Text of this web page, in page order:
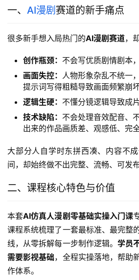
一、 AI漫剧 赛道的新手痛点
很多新手想入局热门的AI漫剧赛道，
创作瓶颈： 不会写优质剧情剧本
画面失控： 人物形象杂乱不统一
提示词写得粗糙导致画面频繁崩坏
逻辑生硬： 不懂分镜逻辑导致成
技术缺陷： 不会处理音效配音、
出来的作品画质差、观感低、完
大部分人自学时东拼西凑、内容不
间，却始终做不出完整、流畅、可发
二、课程核心特色与价值
本套AI仿真人漫剧零基础实操入门课
课程系统梳理了一套最标准、最完整
线，从零拆解每一步制作逻辑。学员
需要影视基础，全程实操落地，帮助
作体系。